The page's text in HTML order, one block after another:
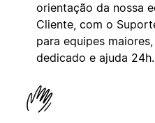
orientação da nossa
Cliente, com o
para equipes
dedicado e ajuda 24h.